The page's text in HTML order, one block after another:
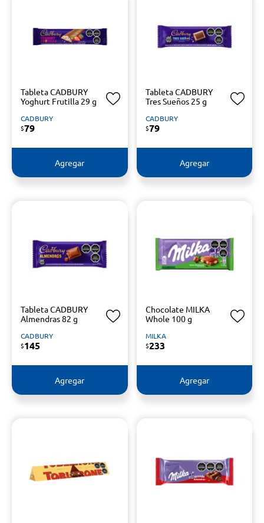
Tableta CADBURY
Yoghurt Frutilla 29 g
CADBURY
$79
Agregar
Tableta CADBURY
Tres Sueños 25 g
CADBURY
$79
Agregar
Tableta CADBURY
Almendras 82 g
CADBURY
$145
Agregar
Chocolate MILKA
Whole 100 g
MILKA
$233
Agregar